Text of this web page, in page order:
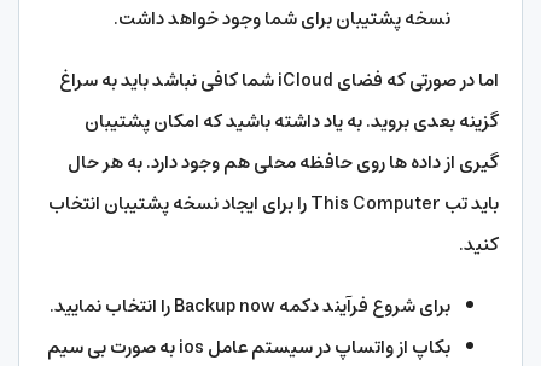
نسخه پشتیبان برای شما وجود خواهد داشت.
اما در صورتی که فضای iCloud شما کافی نباشد باید به سراغ
گزینه بعدی بروید. به یاد داشته باشید که امکان پشتیبان
گیری از داده ها روی حافظه محلی هم وجود دارد. به هر حال
باید تب This Computer را برای ایجاد نسخه پشتیبان انتخاب
کنید.
برای شروع فرآیند دکمه Backup now را انتخاب نمایید.
بکاپ از واتساپ در سیستم عامل ios به صورت بی سیم